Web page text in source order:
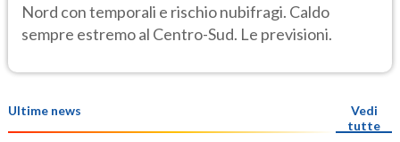
Nord con temporali e rischio nubifragi. Caldo
sempre estremo al Centro-Sud. Le previsioni.
Ultime news
Vedi
tutte